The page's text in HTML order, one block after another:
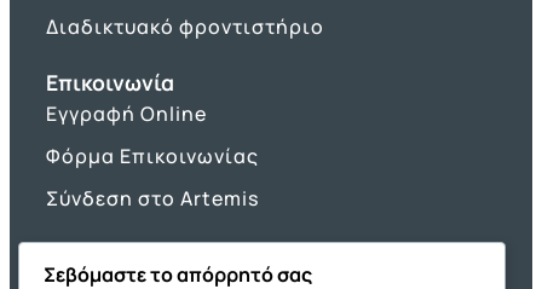
Διαδικτυακό φροντιστήριο
Επικοινωνία
Εγγραφή Online
Φόρμα Επικοινωνίας
Σύνδεση στο Artemis
Σεβόμαστε το απόρρητό σας